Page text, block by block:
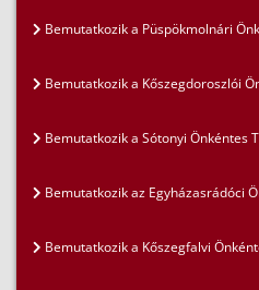
Bemutatkozik a Püspökmolnári
Bemutatkozik a Kőszegdoroszlói
Bemutatkozik a Sótonyi Önkéntes
Bemutatkozik az Egyházasrádóci
Bemutatkozik a Kőszegfalvi